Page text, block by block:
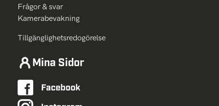
Frågor & svar
Kamerabevakning
Tillgänglighetsredogörelse
Mina Sidor